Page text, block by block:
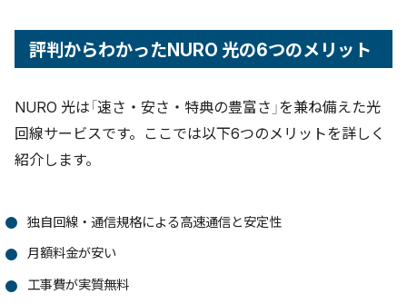
評判からわかったNURO 光の6つのメリット
NURO 光は「速さ・安さ・特典の豊富さ」を兼ね備えた光
回線サービスです。ここでは以下6つのメリットを詳しく
紹介します。
独自回線・通信規格による高速通信と安定性
月額料金が安い
工事費が実質無料